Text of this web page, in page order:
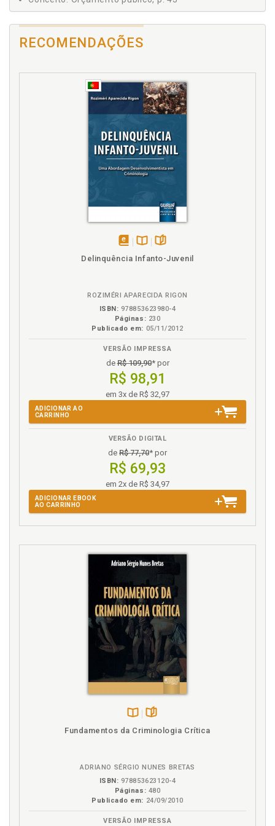
CONCLUSÕES PRINCIPAIS, p. 161
REFERÊNCIAS, p. 167
Conceito. Receitas públicas, p. 37
Conclusões principais, p. 161
Considerações iniciais. Tutela das finanças públicas
Controle. Orçamento público, p. 48
Despesas correntes, p. 30
Despesas de capital, p. 31
Despesas públicas. Conceito, p. 29
Despesas públicas. Espécies, p. 30
Despesas públicas. Requisitos, p. 32
Direito financeiro. Conceito, p. 25
Direito financeiro.Noções gerais, p. 25
Disposições constitucionais principais. Tutela
jurídica das finanças públicas, p. 69
Espécies. Despesas públicas, p. 30
Espécies. Orçamento público, p. 46
jurídica das finanças públicas, p. 59
Introdução, p. 19
Legislação infraconstitucional. Lei Complementar
101/00. Tutela jurídica das finanças públicas, p. 76
Legislação infraconstitucional. Tutela jurídica das
finanças públicas, p. 73
Legislação infraconstitucional. Tutela jurídica das
Legitimidade da intervenção penal. Tutela das
finanças públicas no Código Penal, p. 87
Lei 4.320/64. Legislação infraconstitucional. Tutela
jurídica das finanças públicas, p. 73
Lei Complementar 101/00. Natureza jurídica e
compatibilidade constitucional, p. 77
Lei Complementar 101/00. Tutela jurídica das
finanças públicas. Legislação infraconstitucional, p.
Noções gerais. Direito financeiro, p. 25
Orçamento público. Controle, p. 48
Orçamento público. Espécies, p. 46
RECOMENDAÇÕES
Delinquência Infanto-Juvenil
ROZIMÉRI APARECIDA RIGON
ISBN: 978853623980-4
Páginas: 230
Publicado em: 05/11/2012
VERSÃO IMPRESSA
deR$ 109,90* por
R$ 98,91
em 3x de R$ 32,97
ADICIONAR AO
CARRINHO
VERSÃO DIGITAL
de R$ 77,70* por
R$ 69,93
em 2x de R$ 34,97
ADICIONAR EBOOK
AO CARRINHO
Fundamentos da Criminologia Crítica
ADRIANO SÉRGIO NUNES BRETAS
ISBN: 978853623120-4
Páginas: 480
Publicado em: 24/09/2010
VERSÃO IMPRESSA